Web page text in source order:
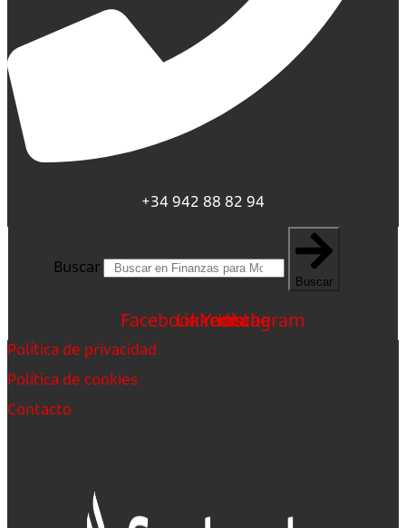
+34 942 88 82 94
Buscar
Buscar
FacebookLinkedin
Youtube
Instagram
Política de privacidad
Política de cookies
Contacto